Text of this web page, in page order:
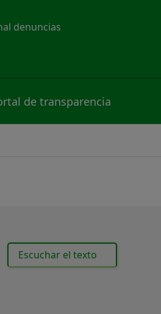
denuncias
de transparencia
Escuchar el texto